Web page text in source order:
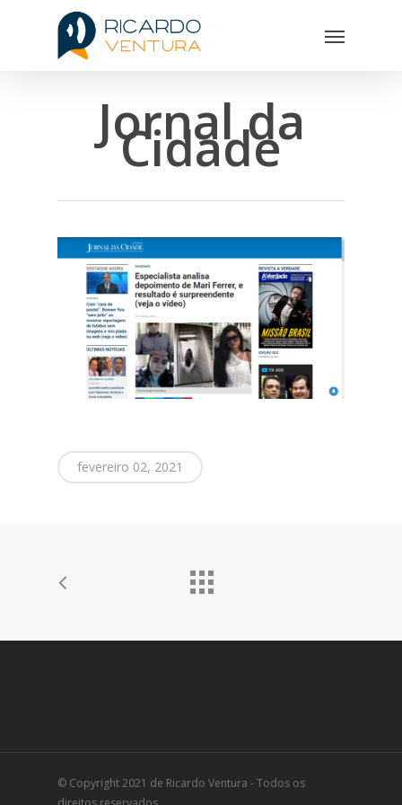
Jornal da
Cidade
fevereiro 02, 2021
© Copyright 2021 de Ricardo Ventura - Todos os